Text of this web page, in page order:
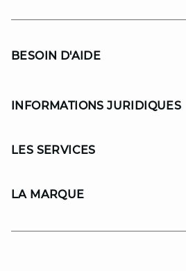
BESOIN D'AIDE
INFORMATIONS JURIDIQUES
LES SERVICES
LA MARQUE